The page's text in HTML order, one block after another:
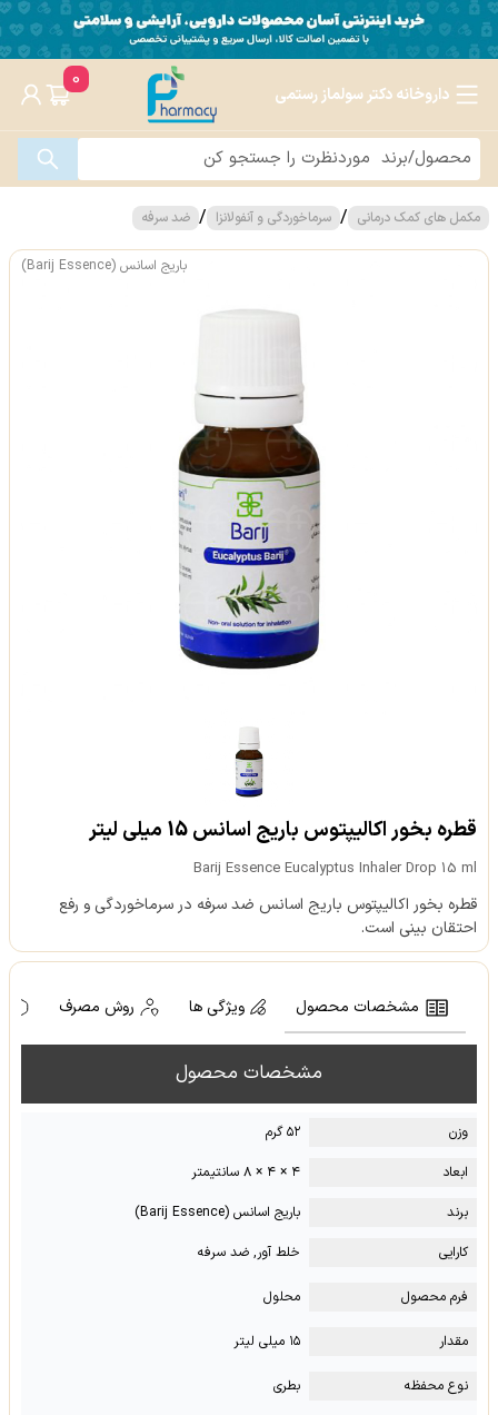
داروخانه دکتر سولماز رستمی
0
مکمل های کمک درمانی / سرماخوردگی و آنفولانزا / ضد سرفه
باریج اسانس (Barij Essence)
قطره بخور اکالیپتوس باریج اسانس 15 میلی لیتر
Barij Essence Eucalyptus Inhaler Drop 15 ml
قطره بخور اکالیپتوس باریج اسانس ضد سرفه در سرماخوردگی و رفع
احتقان بینی است.
مشخصات محصول ویژگی ها روش مصرف
مشخصات محصول
وزن
۵۲ گرم
ابعاد
۴ × ۴ × ۸ سانتیمتر
برند
باریج اسانس (Barij Essence)
کارایی
خلط آور, ضد سرفه
فرم محصول محلول
مقدار ۱۵ میلی لیتر
نوع محفظه بطری